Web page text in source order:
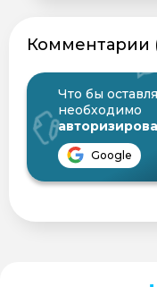
Комментарии
Что бы
необходимо
Google